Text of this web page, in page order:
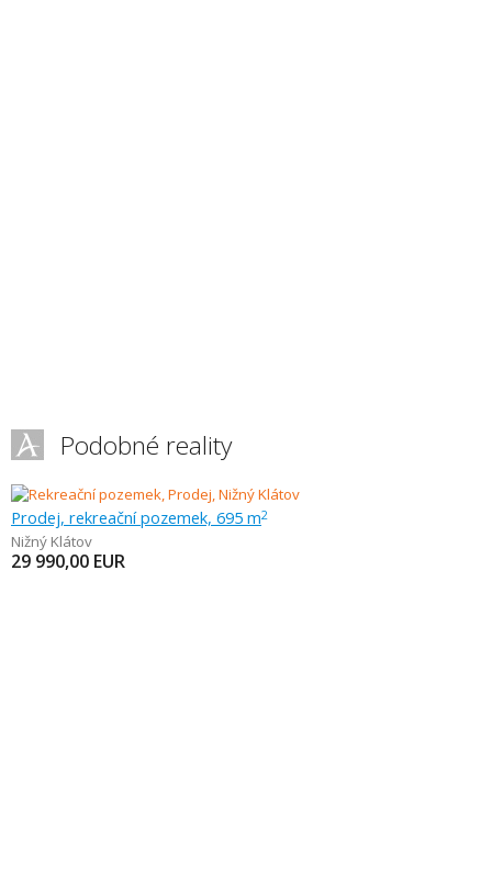
Podobné reality
Prodej, rekreační pozemek, 695 m2
Nižný Klátov
29 990,00 EUR